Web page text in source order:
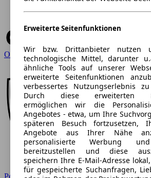
Opel
Peugeot
Erweiterte Seitenfunktionen
Wir bzw. Drittanbieter nutzen
technologische Mittel, darunter
ähnliche Tools auf unserer
erweiterte Seitenfunktionen
verbessertes Nutzungserlebnis
Durch diese erweiterten
ermöglichen wir die
Angebotes - etwa, um Ihre
späteren Besuch fortzusetzen,
Angebote aus Ihrer Nähe
personalisierte Werbung
bereitzustellen und diese
speichern Ihre E-Mail-Adresse
für gespeicherte Suchanfragen,